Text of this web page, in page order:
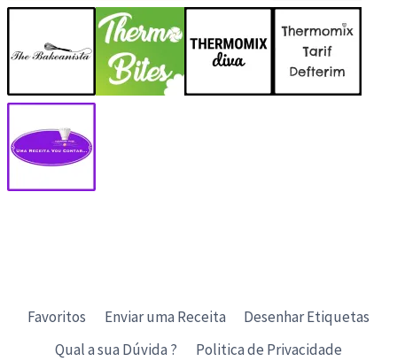
Favoritos Enviar uma Receita
Desenhar Etiquetas
Qual a sua Dúvida ?
Politica de Privacidade